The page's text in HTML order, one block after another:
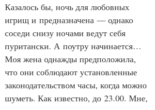
Казалось бы, ночь для любовных
игрищ и предназначена — однако
соседи снизу ночами ведут себя
пуритански. А поутру начинается…
Моя жена однажды предположила,
что они соблюдают установленные
законодательством часы, когда можно
шуметь. Как известно, до 23.00. Мне,